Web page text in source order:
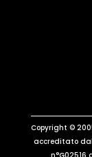
Copyright ©
accreditato